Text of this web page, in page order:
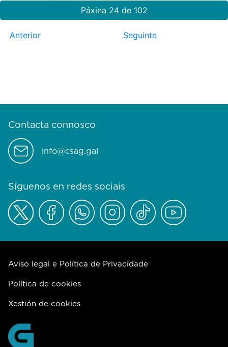
Páxina 24 de 102
Anterior Seguinte
Contacta connosco
info@csag.gal
Síguenos en redes sociais
Aviso legal e Política de Privacidade
Política de cookies
Xestión de cookies